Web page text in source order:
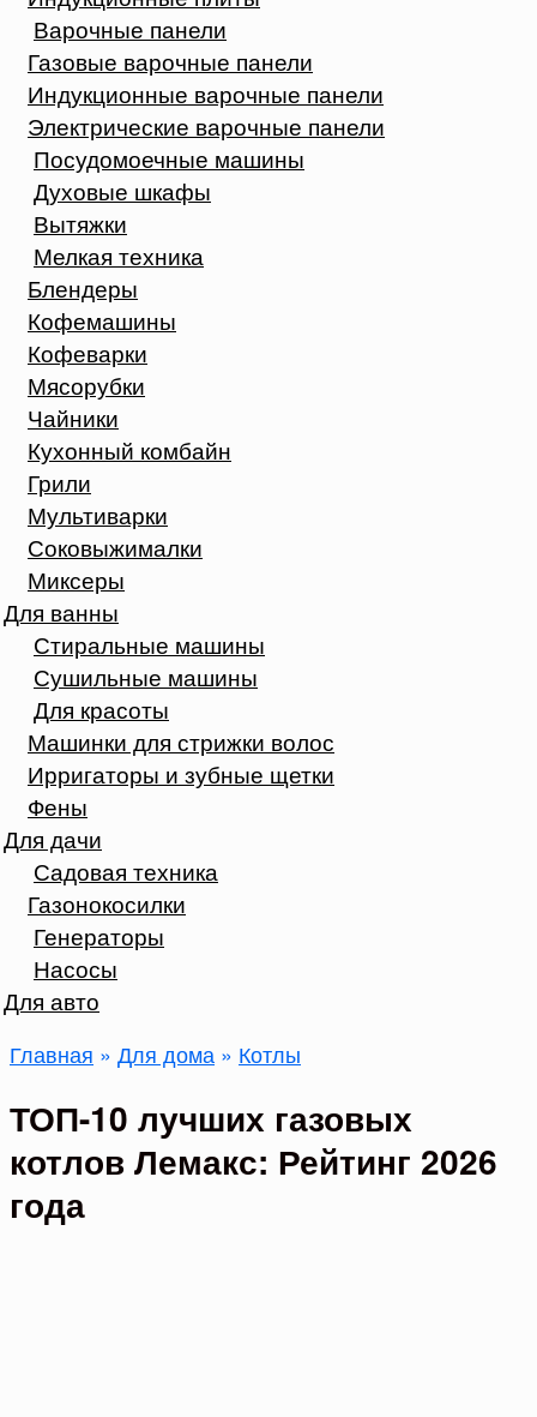
Варочные панели
Газовые варочные панели
Индукционные варочные панели
Электрические варочные панели
Посудомоечные машины
Духовые шкафы
Вытяжки
Мелкая техника
Блендеры
Кофемашины
Кофеварки
Мясорубки
Чайники
Кухонный комбайн
Грили
Мультиварки
Соковыжималки
Миксеры
Для ванны
Стиральные машины
Сушильные машины
Для красоты
Машинки для стрижки волос
Ирригаторы и зубные щетки
Фены
Для дачи
Садовая техника
Газонокосилки
Генераторы
Насосы
Для авто
Главная » Для дома » Котлы
ТОП-10 лучших газовых
котлов Лемакс: Рейтинг 2026
года